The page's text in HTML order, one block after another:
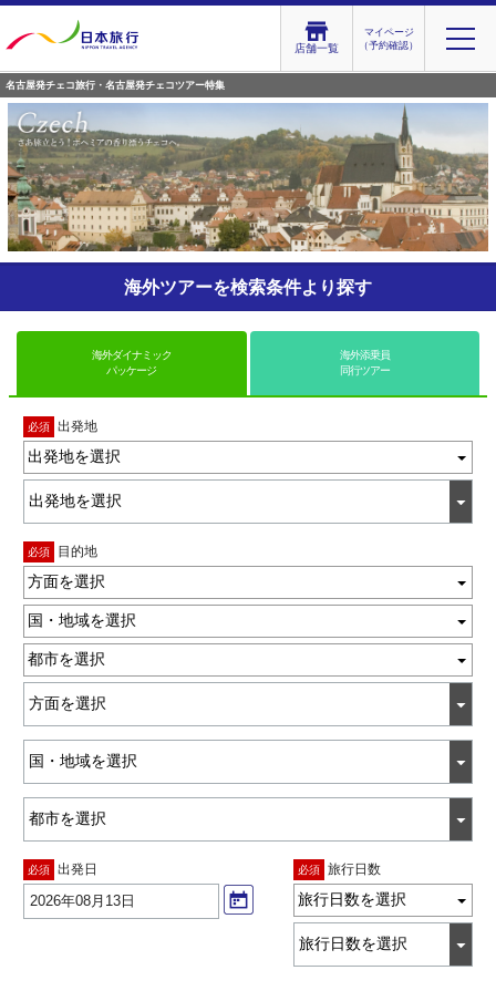
店舗一覧
マイページ
（予約確認）
名古屋発チェコ旅行・名古屋発チェコツアー特集
海外ツアーを検索条件より探す
海外ダイナミック
パッケージ
海外添乗員
同行ツアー
必須 出発地
出発地を選択
必須 目的地
方面を選択
国・地域を選択
都市を選択
必須 出発日
2026年08月13日
必須 旅行日数
旅行日数を選択